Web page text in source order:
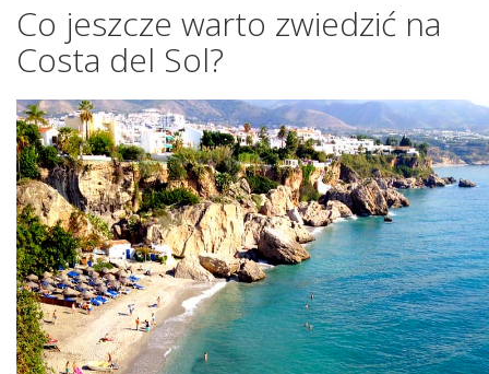
Co jeszcze warto zwiedzić na
Costa del Sol?